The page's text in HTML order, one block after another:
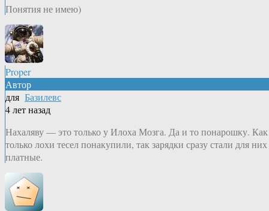
Понятия не имею)
Proper
Автор
для Базилевс
4 лет назад
Нахаляву — это только у Илоха Мозга. Да и то понарошку. Как
только лохи тесел понакупили, так зарядки сразу стали для них
платные.